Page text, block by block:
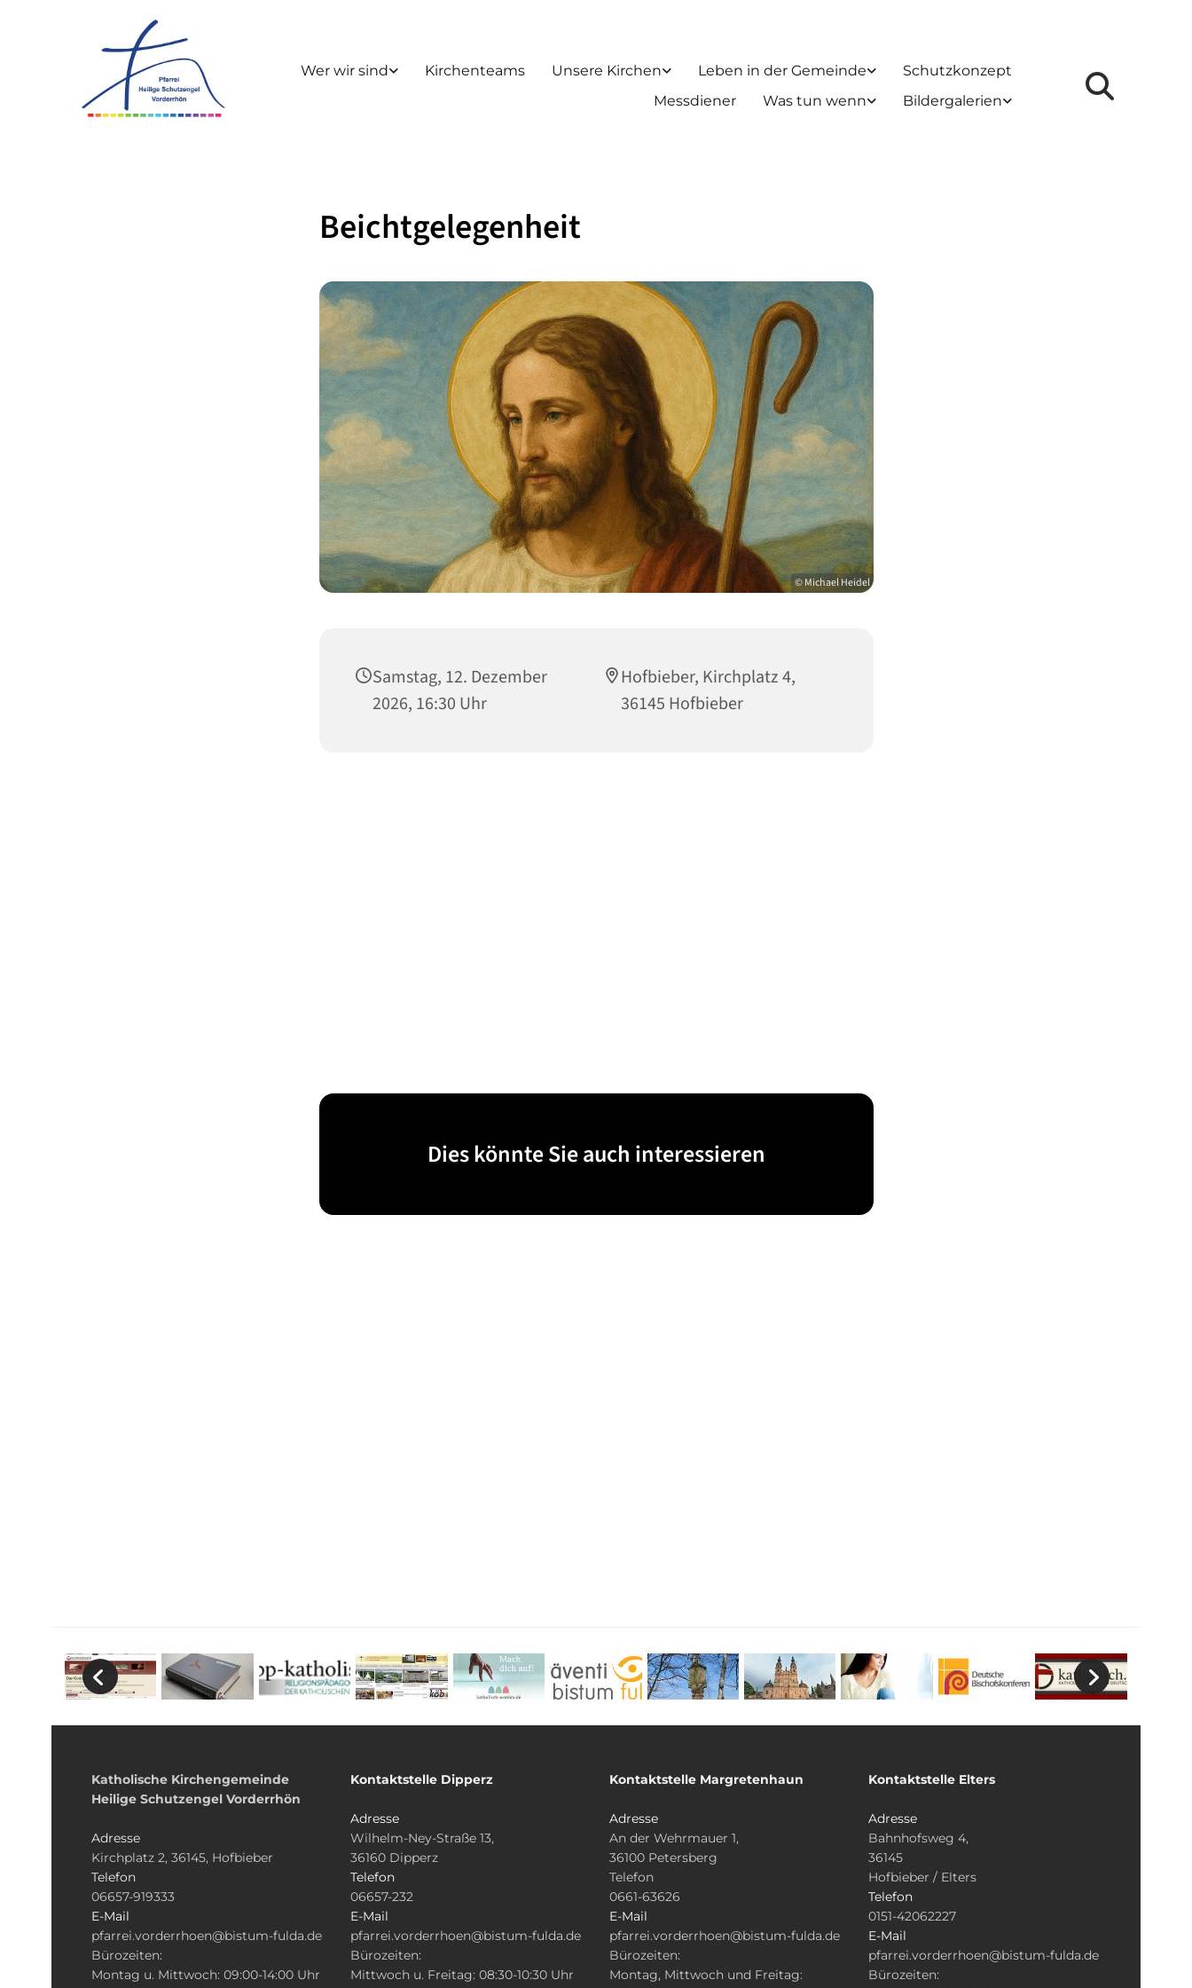
Wer wir sind Kirchenteams Unsere Kirchen Leben in der Gemeinde
Schutzkonzept
Messdiener
Was tun wenn Bildergalerien
Beichtgelegenheit
© Michael Heidel
Samstag, 12. Dezember
2026, 16:30 Uhr
Hofbieber, Kirchplatz 4,
36145 Hofbieber
Dies könnte Sie auch interessieren
Katholische Kirchengemeinde
Heilige Schutzengel Vorderrhön
Adresse
Kirchplatz 2, 36145, Hofbieber
Telefon
06657-919333
E-Mail
pfarrei.vorderrhoen@bistum-fulda.de
Bürozeiten:
Montag u. Mittwoch: 09:00-14:00 Uhr
Kontaktstelle Dipperz
Adresse
Wilhelm-Ney-Straße 13,
36160 Dipperz
Telefon
06657-232
E-Mail
pfarrei.vorderrhoen@bistum-fulda.de
Bürozeiten:
Mittwoch u. Freitag: 08:30-10:30 Uhr
Kontaktstelle Margretenhaun
Adresse
An der Wehrmauer 1,
36100 Petersberg
Telefon
0661-63626
E-Mail
pfarrei.vorderrhoen@bistum-fulda.de
Bürozeiten:
Montag, Mittwoch und Freitag:
Kontaktstelle Elters
Adresse
Bahnhofsweg 4,
36145
Hofbieber / Elters
Telefon
0151-42062227
E-Mail
pfarrei.vorderrhoen@bistum-fulda.de
Bürozeiten: